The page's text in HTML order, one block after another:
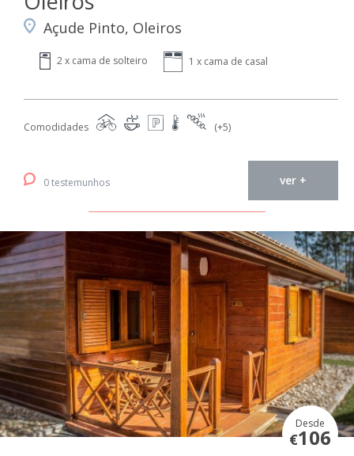
Açude Pinto, Oleiros
2 x cama de solteiro 1 x cama de casal
Comodidades (+5)
0 testemunhos ver +
Desde
€106